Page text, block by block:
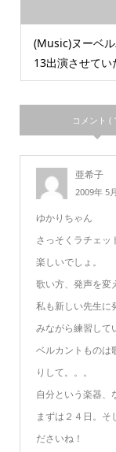
(Music)ヌーベ
13出演させてい
コメント (
亜希子
2009年 5
ゆかりちゃん
さっそくラチェッ
楽しいでしょ。
歌い方、発声を変
私も新しい先生に
みながら練習して
ベルカントものは
りして。。。
自分という楽器、
まずは２４日。そ
ださいね！